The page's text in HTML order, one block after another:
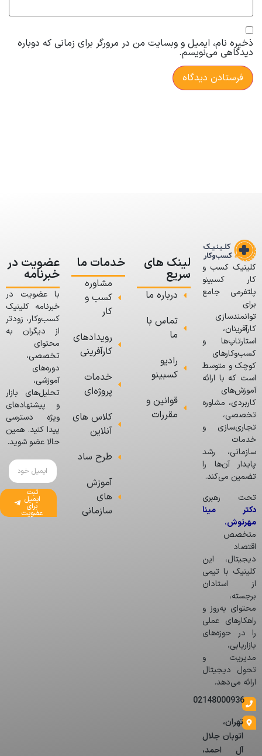
ذخیره نام، ایمیل و وبسایت من در مرورگر برای زمانی که دوباره
دیدگاهی می‌نویسم.
کلینیک کسب و
کار کسبینو
پلتفرمی جامع
برای
توانمندسازی
کارآفرینان،
استارتاپ‌ها و
کسب‌وکارهای
کوچک و متوسط
است که با ارائه
آموزش‌های
کاربردی، مشاوره
تخصصی،
تجاری‌سازی و
خدمات
سازمانی، رشد
پایدار آن‌ها را
تضمین می‌کند.
تحت رهبری
دکتر مینا
مهرنوش،
متخصص
اقتصاد
دیجیتال، این
کلینیک با تیمی
از استادان
برجسته،
محتوای به‌روز و
راهکارهای عملی
را در حوزه‌های
بازاریابی،
مدیریت و
تحول دیجیتال
ارائه می‌دهد.
02148000936
تهران،
اتوبان جلال
آل احمد،
لینک های
سریع
درباره ما
تماس با
ما
رادیو
کسبینو
قوانین و
مقررات
خدمات ما
مشاوره
کسب و
کار
رویدادهای
کارآفرینی
خدمات
پروژه‌ای
کلاس های
آنلاین
طرح ساد
آموزش
های
سازمانی
عضویت در
خبرنامه
با عضویت در
خبرنامه کلینیک
کسب‌وکار، زودتر
از دیگران به
محتوای
تخصصی،
دوره‌های
آموزشی،
تحلیل‌های بازار
و پیشنهادهای
ویژه دسترسی
پیدا کنید. همین
حالا عضو شوید.
ثبت
ایمیل
برای
عضویت